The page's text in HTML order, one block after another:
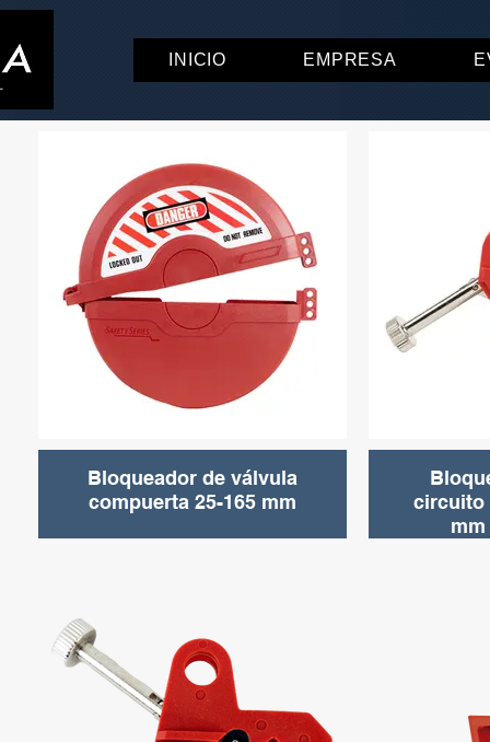
INICIO EMPRESA
Bloqueador de válvula
compuerta 25-165 mm
circuito